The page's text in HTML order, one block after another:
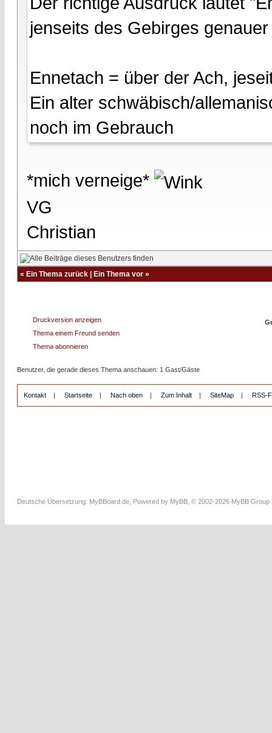
jenseits des Gebirges
Ennetach = über der Ach,
Ein alter schwäbisch/
noch im Gebrauch
*mich verneige*
VG
Christian
« Ein Thema zurück Ein Thema vor »
Druckversion anzeigen
Thema einem Freund senden
Thema abonnieren
Benutzer, die gerade dieses Thema anschauen: 1 Gast/Gäste
Kontakt | Startseite | Nach oben | Zum Inhalt | SiteMap | RSS-
Deutsche Übersetzung: MyBBoard.de , Powered by MyBB , © 2002-2026 MyBB Group